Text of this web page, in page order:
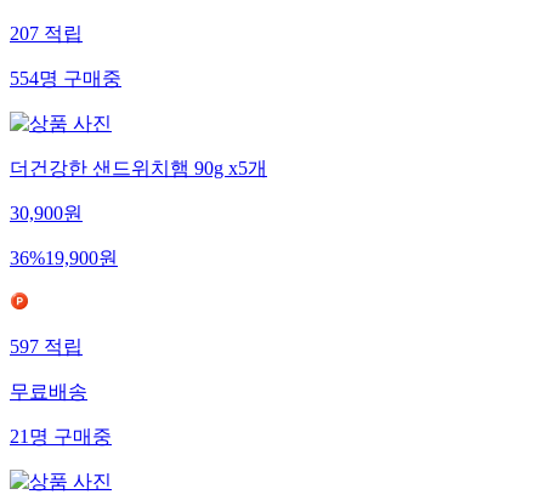
207적립
554명구매중
더건강한 샌드위치햄 90g x5개
30,900원
36%19,900원
597적립
무료배송
21명구매중